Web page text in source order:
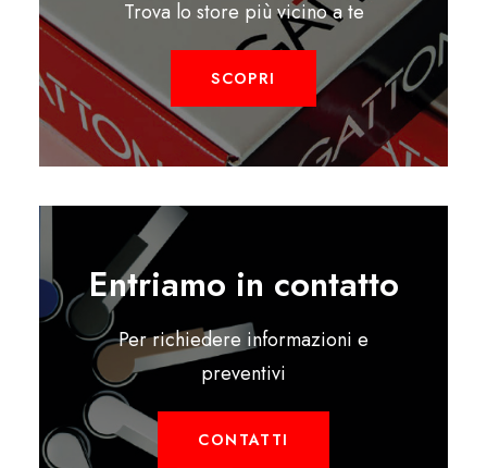
Trova lo store più vicino a te
SCOPRI
Entriamo in contatto
Per richiedere informazioni e
preventivi
CONTATTI